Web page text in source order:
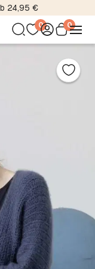
24,95 €
0 0